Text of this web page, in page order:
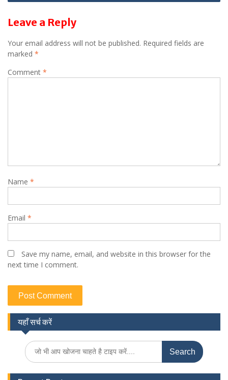
Leave a Reply
Your email address will not be published. Required fields are
marked *
Comment *
Name *
Email *
Save my name, email, and website in this browser for the
next time I comment.
यहाँ सर्च करें
Search
for: